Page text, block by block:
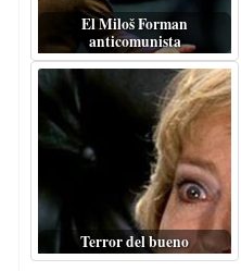
El Miloš Forman
anticomunista
Terror del bueno